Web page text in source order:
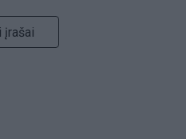
įrašai